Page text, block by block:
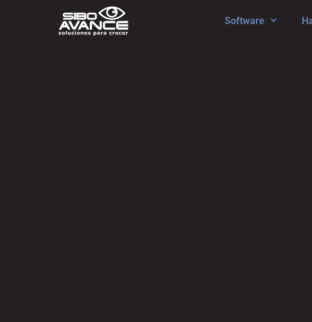
Software